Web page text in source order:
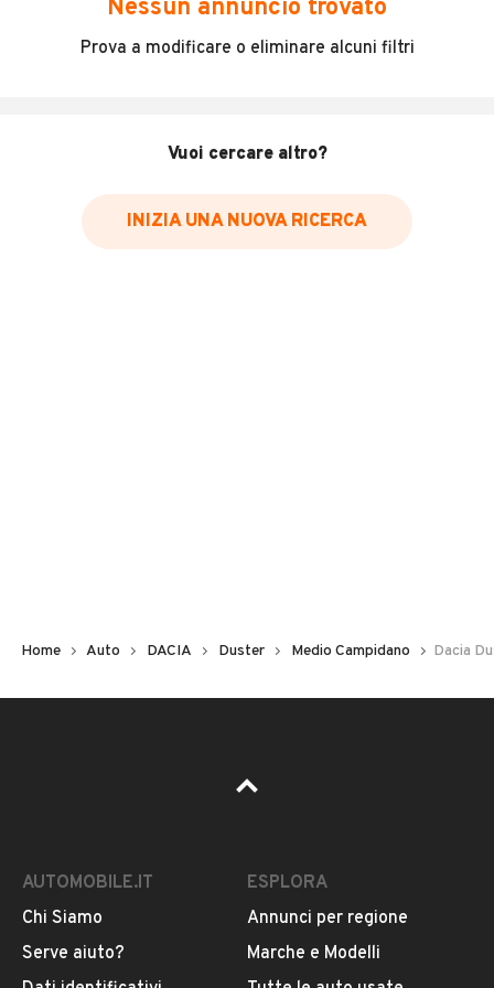
Incidenti in cui è stato coinvolto il veicolo
Data e luogo delle revisioni effettuate
Inserisci il numero di targa per verificare la disponibilità
Pubblicità
Nessun annuncio trovato
Prova a modificare o eliminare alcuni filtri
Vuoi cercare altro?
INIZIA UNA NUOVA RICERCA
Home Auto DACIA Duster Medio Campidano Dacia
AUTOMOBILE.IT
Chi Siamo
Serve aiuto?
ESPLORA
Annunci per regione
Marche e Modelli